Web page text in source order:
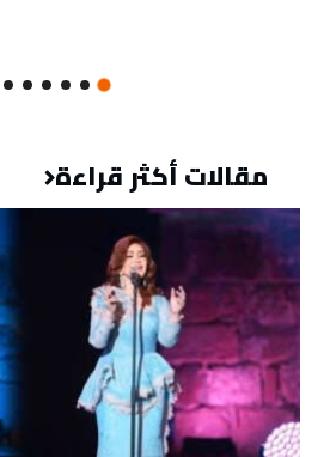
مقالات أكثر قراءة